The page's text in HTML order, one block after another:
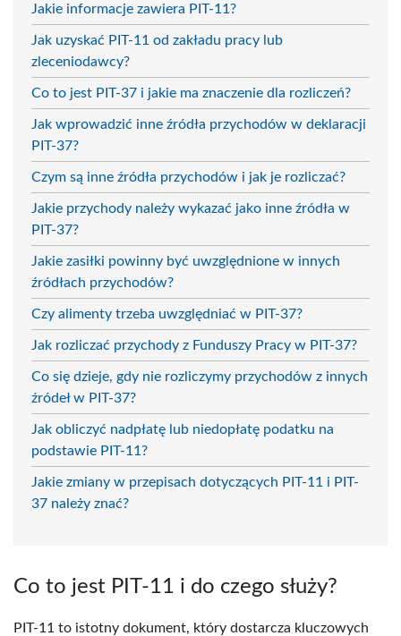
Jakie informacje zawiera PIT-11?
Jak uzyskać PIT-11 od zakładu pracy lub
zleceniodawcy?
Co to jest PIT-37 i jakie ma znaczenie dla rozliczeń?
Jak wprowadzić inne źródła przychodów w deklaracji
PIT-37?
Czym są inne źródła przychodów i jak je rozliczać?
Jakie przychody należy wykazać jako inne źródła w
PIT-37?
Jakie zasiłki powinny być uwzględnione w innych
źródłach przychodów?
Czy alimenty trzeba uwzględniać w PIT-37?
Jak rozliczać przychody z Funduszy Pracy w PIT-37?
Co się dzieje, gdy nie rozliczymy przychodów z innych
źródeł w PIT-37?
Jak obliczyć nadpłatę lub niedopłatę podatku na
podstawie PIT-11?
Jakie zmiany w przepisach dotyczących PIT-11 i PIT-
37 należy znać?
Co to jest PIT-11 i do czego służy?
PIT-11 to istotny dokument, który dostarcza kluczowych